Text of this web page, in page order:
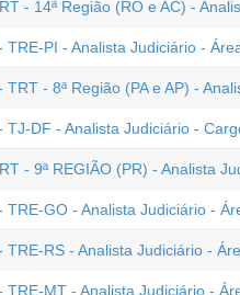
- 14ª Região (RO e AC) -
TRE-PI - Analista Judiciário -
TRT - 8ª Região (PA e AP) -
TJ-DF - Analista Judiciário -
- 9ª REGIÃO (PR) - Analista
TRE-GO - Analista Judiciário -
TRE-RS - Analista Judiciário -
TRE-MT - Analista Judiciário -